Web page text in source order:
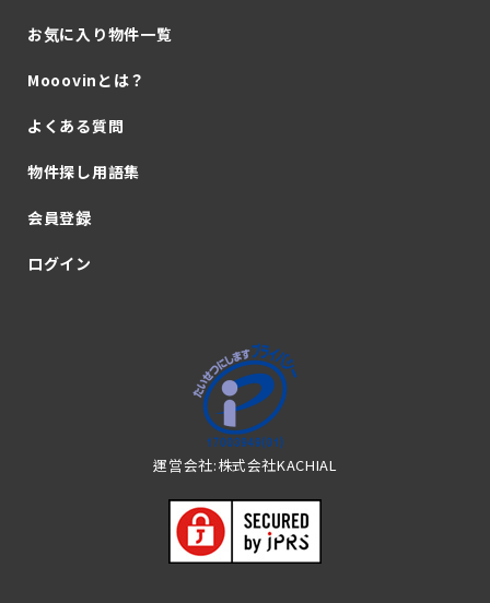
お気に入り物件一覧
Mooovinとは？
よくある質問
物件探し用語集
会員登録
ログイン
運営会社:株式会社KACHIAL